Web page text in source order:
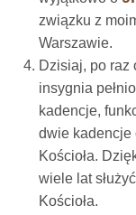
związku z
Warszawie.
Dzisiaj, po raz
insygnia
kadencje,
dwie kadencje
Kościoła.
wiele lat
Kościoła.